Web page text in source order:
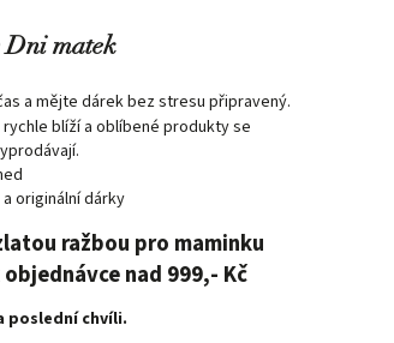
matek
a mějte dárek bez stresu připravený.
blíží a oblíbené produkty se
originální dárky
ražbou pro maminku
objednávce nad 999,- Kč
poslední chvíli.